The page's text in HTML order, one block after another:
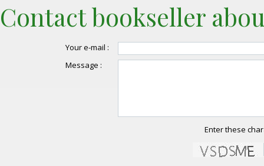
Contact bookseller
Your e-mail :
Message :
Enter these